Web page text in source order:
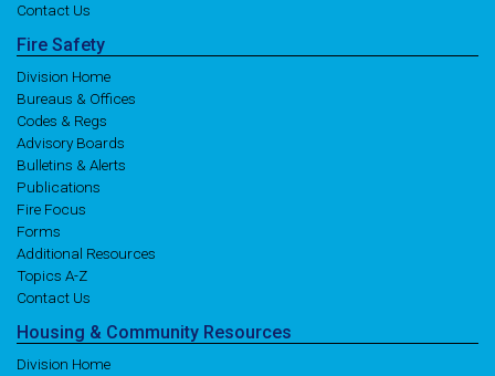
Contact Us
Fire Safety
Division Home
Bureaus & Offices
Codes & Regs
Advisory Boards
Bulletins & Alerts
Publications
Fire Focus
Forms
Additional Resources
Topics A-Z
Contact Us
Housing & Community Resources
Division Home